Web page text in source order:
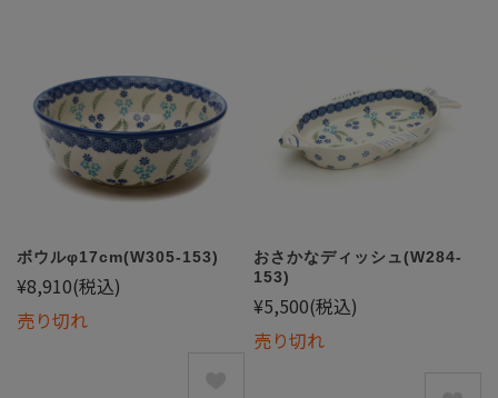
ボウルφ17cm(W305-153)
¥8,910(税込)
売り切れ
おさかなディッシュ(W284-
153)
¥5,500(税込)
売り切れ